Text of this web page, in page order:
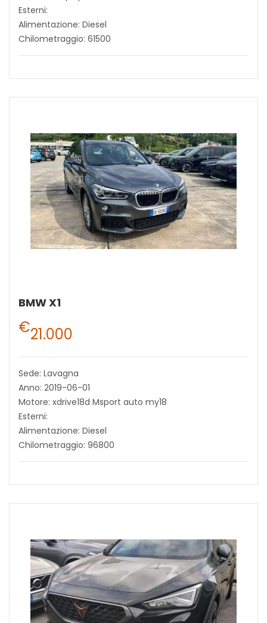
Esterni:
Alimentazione: Diesel
Chilometraggio: 61500
BMW X1
€21.000
Sede: Lavagna
Anno: 2019-06-01
Motore: xdrive18d Msport auto my18
Esterni:
Alimentazione: Diesel
Chilometraggio: 96800